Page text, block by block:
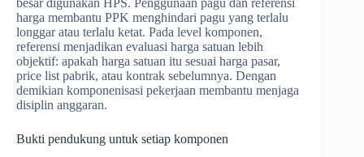
besar digunakan HPS. Penggunaan pagu dan referensi
harga membantu PPK menghindari pagu yang terlalu
longgar atau terlalu ketat. Pada level komponen,
referensi menjadikan evaluasi harga satuan lebih
objektif: apakah harga satuan itu sesuai harga pasar,
price list pabrik, atau kontrak sebelumnya. Dengan
demikian komponenisasi pekerjaan membantu menjaga
disiplin anggaran.
Bukti pendukung untuk setiap komponen